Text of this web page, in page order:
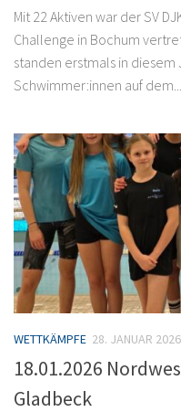
Mit 22 Aktiven war der SV
Challenge in Bochum
standen erstmals in diesem
Schwimmer:innen auf dem...
WETTKÄMPFE 28. JANUAR 2026
18.01.2026
Gladbeck